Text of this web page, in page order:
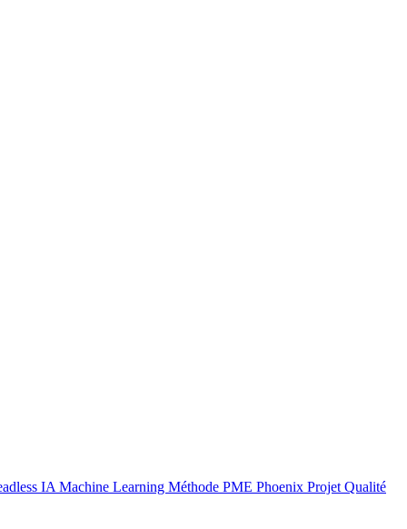
IA Machine Learning Méthode PME Phoenix Projet Qualité